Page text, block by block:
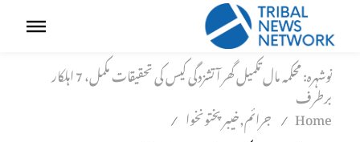
نوشہرہ: محکمہ مال تکمیل گھر آتشزدگی کیس کی تحقیقات مکمل، 7 اہلکار
برطرف
Home
/ جرائم,خیبر پختونخوا /